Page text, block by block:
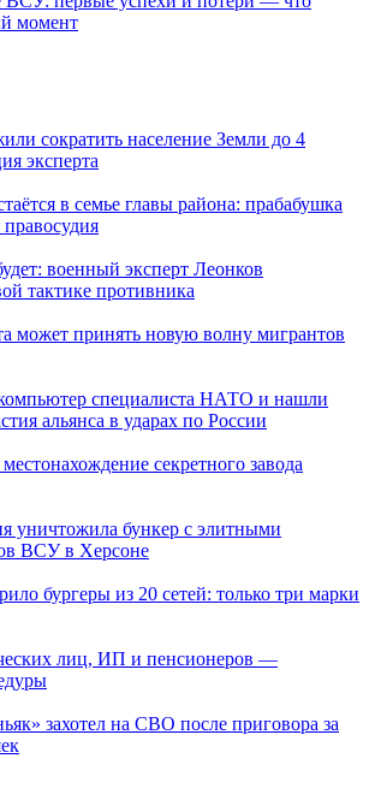
момент
сократить население Земли до 4
эксперта
в семье главы района: прабабушка
военный эксперт Леонков
тактике противника
может принять новую волну мигрантов
специалиста НАТО и нашли
альянса в ударах по России
секретного завода
уничтожила бункер с элитными
ВСУ в Херсоне
бургеры из 20 сетей: только три марки
лиц, ИП и пенсионеров —
захотел на СВО после приговора за